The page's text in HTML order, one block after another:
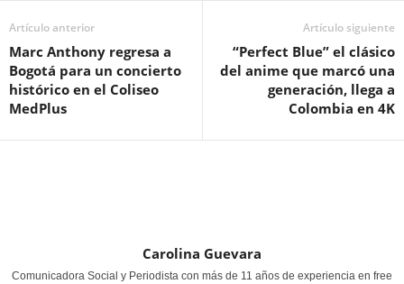
Artículo anterior
Marc Anthony regresa a
Bogotá para un concierto
histórico en el Coliseo
MedPlus
Artículo siguiente
“Perfect Blue” el clásico
del anime que marcó una
generación, llega a
Colombia en 4K
Carolina Guevara
Comunicadora Social y Periodista con más de 11 años de experiencia en free